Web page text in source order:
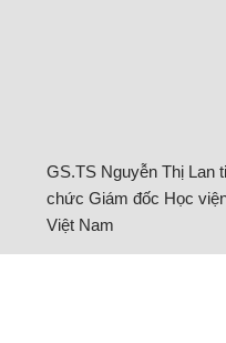
GS.TS Nguyễn Thị Lan
chức Giám đốc Học
Việt Nam